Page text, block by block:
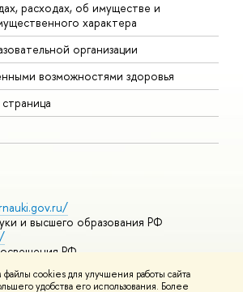
cookies для улучшения работы сайта
удобства его использования. Более
расходах, об имуществе и
характера
организации
возможностями здоровья
и высшего образования РФ
РФ
mooc
онлайн-курсы